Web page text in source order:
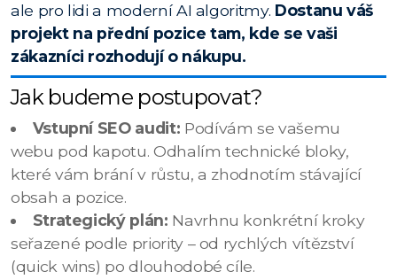
ale pro lidi a moderní AI algoritmy. Dostanu váš
projekt na přední pozice tam, kde se vaši
zákazníci rozhodují o nákupu.
Jak budeme postupovat?
Vstupní SEO audit: Podívám se vašemu
webu pod kapotu. Odhalím technické bloky,
které vám brání v růstu, a zhodnotím stávající
obsah a pozice.
Strategický plán: Navrhnu konkrétní kroky
seřazené podle priority – od rychlých vítězství
(quick wins) po dlouhodobé cíle.